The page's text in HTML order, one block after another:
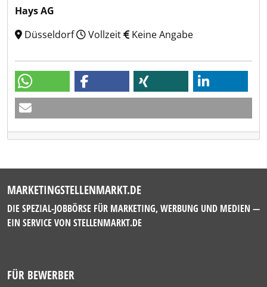
Hays AG
Düsseldorf
Vollzeit Keine Angabe
MARKETINGSTELLENMARKT.DE
DIE SPEZIAL-JOBBÖRSE FÜR MARKETING, WERBUNG UND MEDIEN —
EIN SERVICE VON STELLENMARKT.DE
FÜR BEWERBER